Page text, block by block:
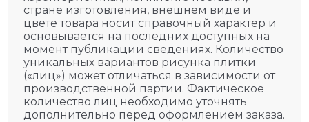
стране изготовления, внешнем виде и
цвете товара носит справочный характер и
основывается на последних доступных на
момент публикации сведениях. Количество
уникальных вариантов рисунка плитки
(«лиц») может отличаться в зависимости от
производственной партии. Фактическое
количество лиц необходимо уточнять
дополнительно перед оформлением заказа.